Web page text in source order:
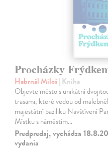
Procházky
Habrnál Miloš| Kniha
Objevte město s unikátní
trasami, které vedou od
majestátní baziliku Navštívení
Místku s náměstím…
Predpredaj, vychádza
vydania